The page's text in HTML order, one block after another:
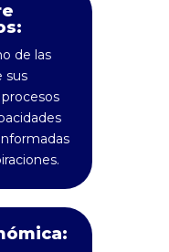
de las
sus